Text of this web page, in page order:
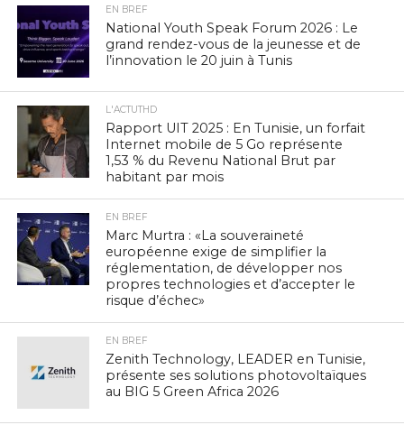
EN BREF
National Youth Speak Forum 2026 : Le
grand rendez-vous de la jeunesse et de
l’innovation le 20 juin à Tunis
L'ACTUTHD
Rapport UIT 2025 : En Tunisie, un forfait
Internet mobile de 5 Go représente
1,53 % du Revenu National Brut par
habitant par mois
EN BREF
Marc Murtra : «La souveraineté
européenne exige de simplifier la
réglementation, de développer nos
propres technologies et d’accepter le
risque d’échec»
EN BREF
Zenith Technology, LEADER en Tunisie,
présente ses solutions photovoltaïques
au BIG 5 Green Africa 2026